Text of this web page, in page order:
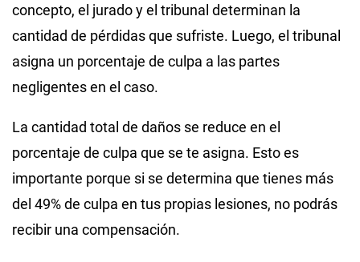
concepto, el jurado y el tribunal determinan la
cantidad de pérdidas que sufriste. Luego, el tribunal
asigna un porcentaje de culpa a las partes
negligentes en el caso.
La cantidad total de daños se reduce en el
porcentaje de culpa que se te asigna. Esto es
importante porque si se determina que tienes más
del 49% de culpa en tus propias lesiones, no podrás
recibir una compensación.